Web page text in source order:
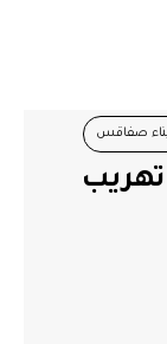
صفاقس
تهريب